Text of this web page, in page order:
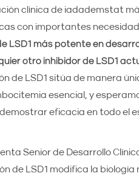
clínica de iadademstat
con importantes
LSD1 más potente en
otro inhibidor de LSD1
de LSD1 sitúa de manera
esencial, y
eficacia en todo el
Senior de Desarrollo
de LSD1 modifica la